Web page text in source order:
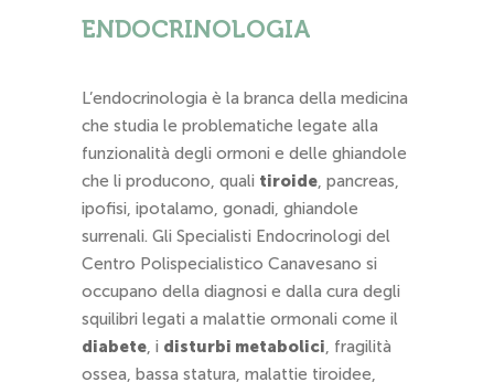
ENDOCRINOLOGIA
L’endocrinologia è la branca della medicina
che studia le problematiche legate alla
funzionalità degli ormoni e delle ghiandole
che li producono, quali tiroide, pancreas,
ipofisi, ipotalamo, gonadi, ghiandole
surrenali. Gli Specialisti Endocrinologi del
Centro Polispecialistico Canavesano si
occupano della diagnosi e dalla cura degli
squilibri legati a malattie ormonali come il
diabete, i disturbi metabolici, fragilità
ossea, bassa statura, malattie tiroidee,